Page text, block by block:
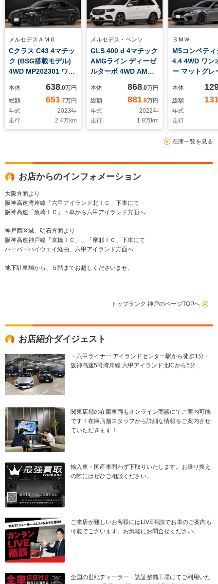
メルセデスＡＭＧ
Cクラス C43 4マチッ
ク (BSG搭載モデル)
4WD MP202301 ワン
パノラマサンルーフ
ARナビゲーション グ
ロスブラック19イン
チAW AMGナイトパ
ッケージ ブルメスタ
ティPKG シートヒー
ター/ベンチレーター
本体 638.0万円
総額
651.7万円
年式
2023年
走行
2.4万km
メルセデス・ベンツ
GLS 400 d 4マチック
AMGライン ディーゼ
ルターボ 4WD AMG
ジニアリングPKG パ
ナメリカーナグリル
AMGロゴ入りレッド
キャリパー リアエン
ターテイメント シー
ップホルダー ヘッド
アップディスプレイ
本体 868.0万円
総額
881.8万円
年式
2022年
走行
1.9万km
ＢＭＷ
M5コンペティ
4.4 4WD ワン
ー マットグレ
AKRAPOVIC
TECH-Mバル
ローラー Z-
チAW レッド
キャリパー リ
ム シートヒー
本体
総額
年式
走行
在庫一覧を見る
お店からのインフォメーション
大阪方面より
阪神高速湾岸線「六甲アイランド北ＩＣ」下車にて
阪神高速「魚崎ＩＣ」下車から六甲アイランド方面へ
神戸西区域、明石方面より
阪神高速神戸線「京橋ＩＣ」、「摩耶ＩＣ」下車にて
ハーバーハイウェイ経由、六甲アイランド方面へ
地下駐車場から、５階までお越しくださいませ。
トップランク 神戸のページTOPへ
お店紹介ダイジェスト
・六甲ライナー アイランドセンター駅から徒歩1分・
阪神高速5号湾岸線 六甲アイランド北ICから5分
関東店舗の在庫車両もオンライン商談にてご案内可能
です！在庫店舗スタッフから詳細な情報をご案内させ
ていただきます！
輸入車・国産車問わず下取りいたします。お乗り換え
の際にはぜひご相談ください。
ご来店が難しいお客様にはLIVE商談でお車のご案内も
可能でございます。お気軽にお問合せください。
全国の世紀ディーラー・認証整備工場にてご利用いた